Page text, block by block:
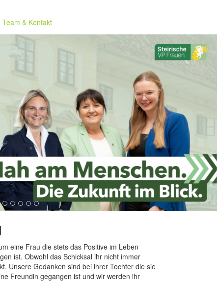
Team & Kontakt
eine Frau die stets das Positive im Leben
ist. Obwohl das Schicksal ihr nicht immer
Unsere Gedanken sind bei ihrer Tochter die sie
Freundin gegangen ist und wir werden ihr